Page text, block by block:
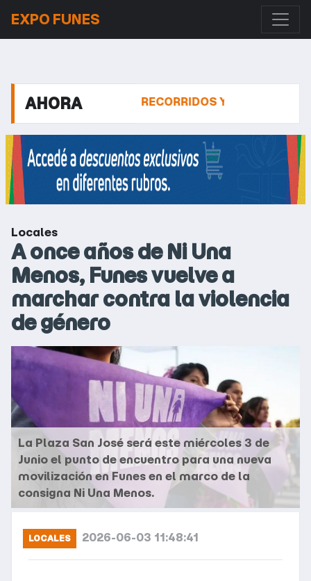
EXPO FUNES
AHORA
DE FUNES: MÁS RECORRIDOS Y FRECUENCIAS DE EL
Locales
A once años de Ni Una
Menos, Funes vuelve a
marchar contra la violencia
de género
La Plaza San José será este miércoles 3 de
Junio el punto de encuentro para una nueva
movilización en Funes en el marco de la
consigna Ni Una Menos.
LOCALES 2026-06-03 11:48:41